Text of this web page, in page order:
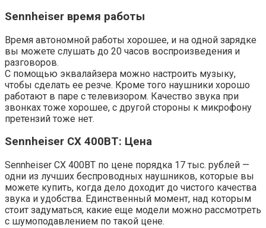
Sennheiser время работы
Время автономной работы хорошее, и на одной зарядке
вы можете слушать до 20 часов воспроизведения и
разговоров.
С помощью эквалайзера можно настроить музыку,
чтобы сделать ее резче. Кроме того наушники хорошо
работают в паре с телевизором. Качество звука при
звонках тоже хорошее, с другой стороны к микрофону
претензий тоже нет.
Sennheiser CX 400BT: Цена
Sennheiser CX 400BT по цене порядка 17 тыс. рублей —
одни из лучших беспроводных наушников, которые вы
можете купить, когда дело доходит до чистого качества
звука и удобства. Единственный момент, над которым
стоит задуматься, какие еще модели можно рассмотреть
с шумоподавлением по такой цене.